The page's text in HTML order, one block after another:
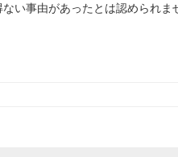
い事由があったとは認められま